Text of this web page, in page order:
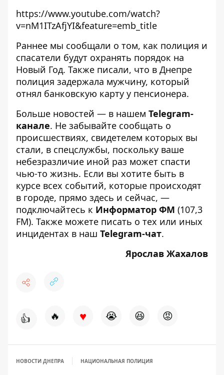
https://www.youtube.com/watch?
v=nM1ITzAfjYI&feature=emb_title
Раннее мы сообщали о том, как полиция и
спасатели будут охранять порядок на
Новый Год. Также писали, что в Днепре
полиция задержала мужчину, который
отнял банковскую карту у пенсионера.
Больше новостей — в нашем Telegram-
канале. Не забывайте сообщать о
происшествиях, свидетелем которых вы
стали, в спецслужбы, поскольку ваше
небезразличие иной раз может спасти
чью-то жизнь. Если вы хотите быть в
курсе всех событий, которые происходят
в городе, прямо здесь и сейчас, —
подключайтесь к Информатор ФМ (107,3
FM). Также можете писать о тех или иных
инцидентах в наш Telegram-чат.
Ярослав Жахалов
👍 🔥 ♥ 😭 😆 😡
НОВОСТИ ДНЕПРА НАЦИОНАЛЬНАЯ ПОЛИЦИЯ